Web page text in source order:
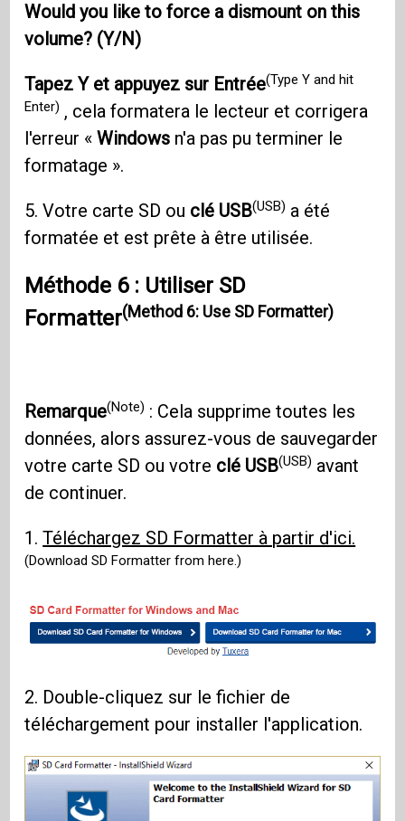
Would you like to force a dismount on this
volume? (Y/N)
Tapez Y et appuyez sur Entrée(Type Y and hit
Enter) , cela formatera le lecteur et corrigera
l'erreur «Windows n'a pas pu terminer le
formatage ».
5. Votre carte SD ou clé USB(USB) a été
formatée et est prête à être utilisée.
Méthode 6 : Utiliser SD
Formatter(Method 6: Use SD Formatter)
Remarque(Note) : Cela supprime toutes les
données, alors assurez-vous de sauvegarder
votre carte SD ou votre clé USB(USB) avant
de continuer.
1.Téléchargez SD Formatter à partir d'ici.
(Download SD Formatter from here.)
2. Double-cliquez sur le fichier de
téléchargement pour installer l'application.